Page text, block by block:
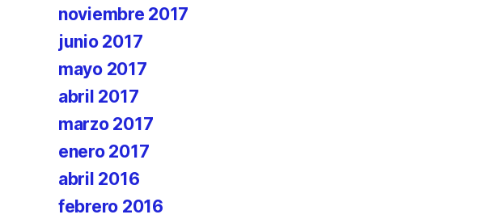
noviembre 2017
junio 2017
mayo 2017
abril 2017
marzo 2017
enero 2017
abril 2016
febrero 2016